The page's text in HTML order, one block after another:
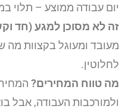
יום עבודה ממוצע – תלוי
זה לא מסוכן למגע (חד
מעובד ומעוגל בקצוות מה
לחלוטין.
מה טווח המחירים?
ולמורכבות העבודה, אבל